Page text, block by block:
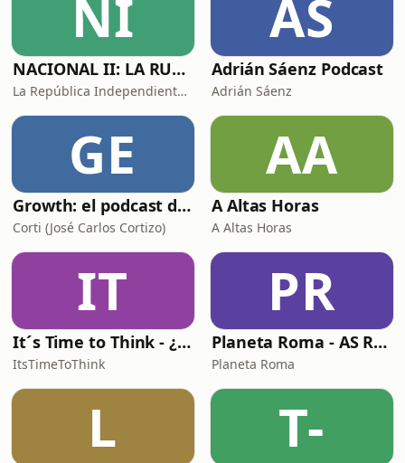
episodio se percibe la tensión
constante entre hace
NI
NACIONAL II: LA RUTA DEL EXILIO
La República Independiente de la Radio
AS
Adrián Sáenz Podcast
Adrián Sáenz
GE
Growth: el podcast de Product Hackers 🚀
Corti (José Carlos Cortizo)
AA
A Altas Horas
A Altas Horas
IT
It´s Time to Think - ¿Nos paramos a pensar?
ItsTimeToThink
PR
Planeta Roma - AS Roma Podcast en Español
Planeta Roma
L T-